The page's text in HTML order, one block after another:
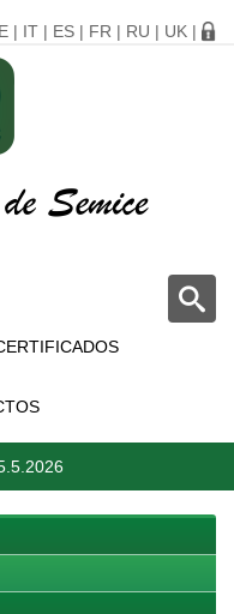
| IT | ES | FR | RU | UK |